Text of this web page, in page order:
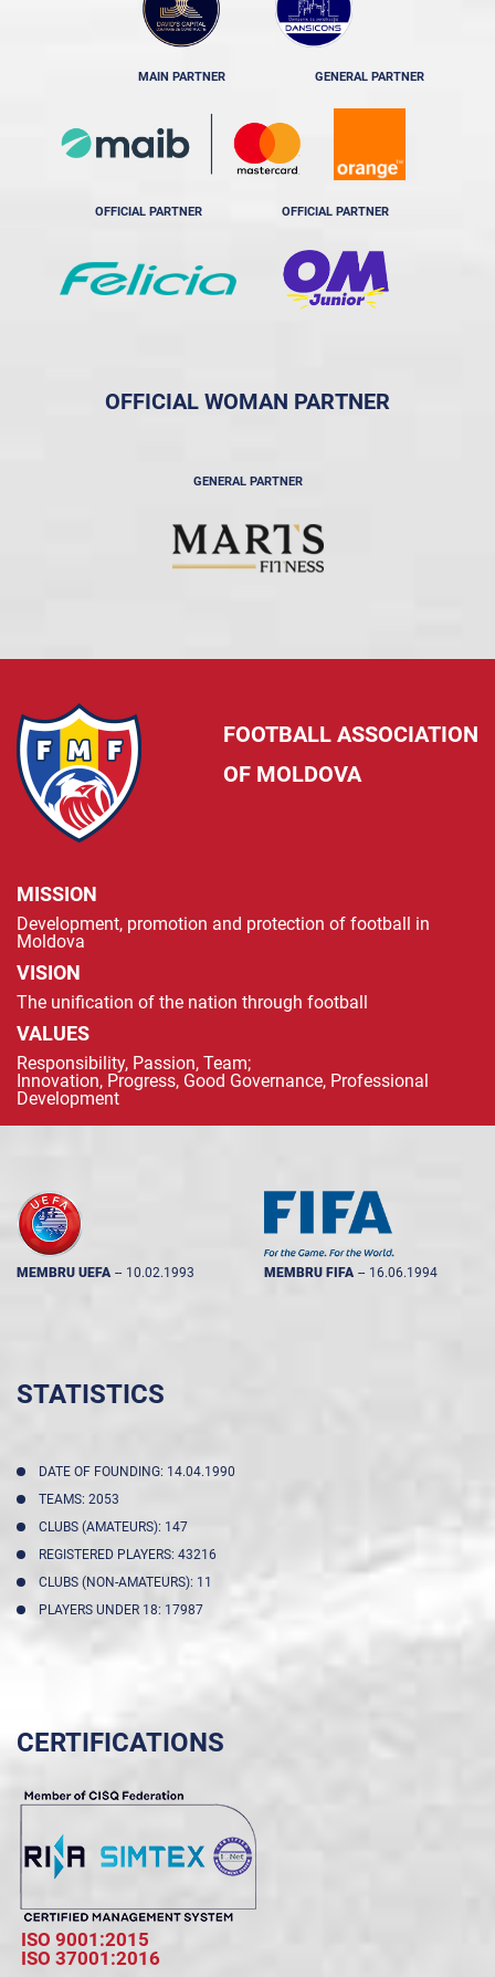
MAIN PARTNER GENERAL PARTNER
OFFICIAL PARTNER OFFICIAL PARTNER
OFFICIAL WOMAN PARTNER
GENERAL PARTNER
FOOTBALL ASSOCIATION
OF MOLDOVA
MISSION
Development, promotion and protection of football in
Moldova
VISION
The unification of the nation through football
VALUES
Responsibility, Passion, Team;
Innovation, Progress, Good Governance, Professional
Development
MEMBRU UEFA -- 10.02.1993 MEMBRU FIFA -- 16.06.1994
STATISTICS
DATE OF FOUNDING: 14.04.1990
TEAMS: 2053
CLUBS (AMATEURS): 147
REGISTERED PLAYERS: 43216
CLUBS (NON-AMATEURS): 11
PLAYERS UNDER 18: 17987
CERTIFICATIONS
ISO 9001:2015
ISO 37001:2016